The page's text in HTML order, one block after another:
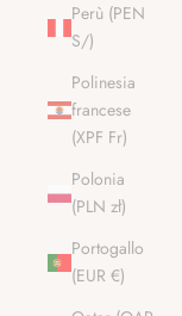
Perù (PEN
S/)
Polinesia
francese
(XPF Fr)
Polonia
(PLN zł)
Portogallo
(EUR €)